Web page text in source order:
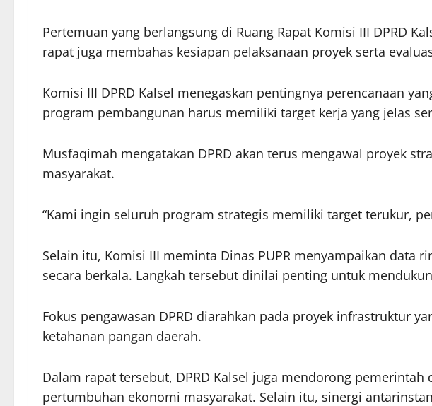
Pertemuan yang berlangsung di Ruang Rapat Komisi III DPRD
rapat juga membahas kesiapan pelaksanaan proyek serta
Komisi III DPRD Kalsel menegaskan pentingnya perencanaan
program pembangunan harus memiliki target kerja yang jelas
Musfaqimah mengatakan DPRD akan terus mengawal proyek
masyarakat.
“Kami ingin seluruh program strategis memiliki target terukur,
Selain itu, Komisi III meminta Dinas PUPR menyampaikan data
secara berkala. Langkah tersebut dinilai penting untuk
Fokus pengawasan DPRD diarahkan pada proyek infrastruktur
ketahanan pangan daerah.
Dalam rapat tersebut, DPRD Kalsel juga mendorong
pertumbuhan ekonomi masyarakat. Selain itu, sinergi